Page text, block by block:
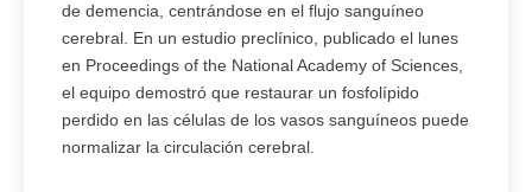
de demencia, centrándose en el flujo sanguíneo
cerebral. En un estudio preclínico, publicado el lunes
en Proceedings of the National Academy of Sciences,
el equipo demostró que restaurar un fosfolípido
perdido en las células de los vasos sanguíneos puede
normalizar la circulación cerebral.